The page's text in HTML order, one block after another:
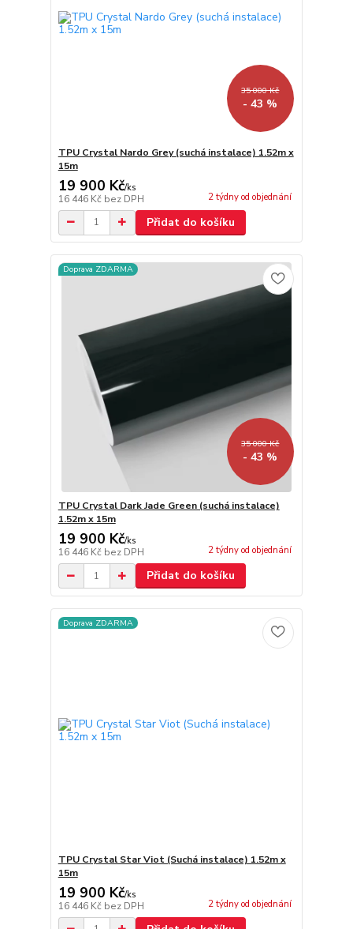
35 000 Kč
- 43 %
TPU Crystal Nardo Grey (suchá instalace) 1.52m x
15m
19 900 Kč/ks
16 446 Kč bez DPH 2 týdny od objednání
Přidat do košíku
Doprava ZDARMA
35 000 Kč
- 43 %
TPU Crystal Dark Jade Green (suchá instalace)
1.52m x 15m
19 900 Kč/ks
16 446 Kč bez DPH 2 týdny od objednání
Přidat do košíku
Doprava ZDARMA
TPU Crystal Star Viot (Suchá instalace) 1.52m x
15m
19 900 Kč/ks
16 446 Kč bez DPH 2 týdny od objednání